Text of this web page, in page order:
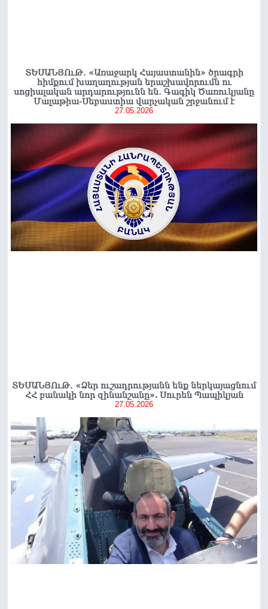
ՏԵՍԱՆՅՈւԹ․ «Առաջարկ Հայաստանին» ծրագրի
հիմքում խաղաղության երաշխավորումն ու
սոցիալական արդարությունն են․ Գագիկ Ծառուկյանը
Մալաթիա-Սեբաստիա վարչական շրջանում է
27.05.2026
ՏԵՍԱՆՅՈւԹ․ «Ձեր ուշադրությանն ենք ներկայացնում
ՀՀ բանակի նոր զինանշանը». Սուրեն Պապիկյան
27.05.2026